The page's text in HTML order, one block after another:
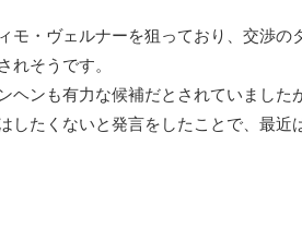
モ・ヴェルナーを狙っており、交渉の
れそうです。
ヘンも有力な候補だとされていました
したくないと発言をしたことで、最近